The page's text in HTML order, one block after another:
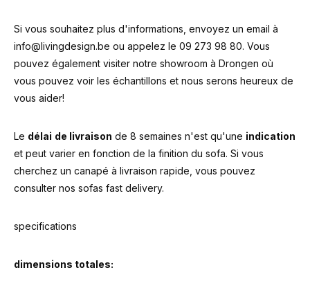
Si vous souhaitez plus d'informations, envoyez un email à
info@livingdesign.be ou appelez le 09 273 98 80. Vous
pouvez également visiter notre showroom à Drongen où
vous pouvez voir les échantillons et nous serons heureux de
vous aider!
Le délai de livraison de 8 semaines n'est qu'une indication
et peut varier en fonction de la finition du sofa. Si vous
cherchez un canapé à livraison rapide, vous pouvez
consulter nos sofas fast delivery.
specifications
dimensions totales: